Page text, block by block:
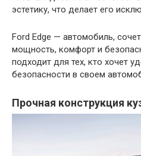
эстетику, что делает его
Ford Edge — автомобиль,
мощность, комфорт и
подходит для тех, кто хочет
безопасности в своем
Прочная конструкция